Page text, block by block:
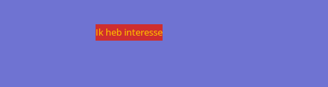
Ik heb interesse